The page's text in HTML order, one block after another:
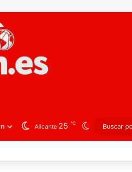
Alicante 25 ℃ Switch skin
semifinales del Europeo juvenil